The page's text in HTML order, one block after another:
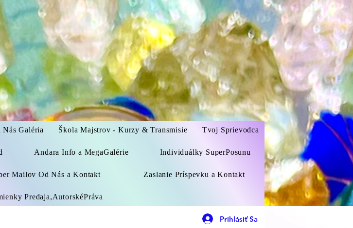
Nás Galéria Škola Majstrov - Kurzy & Transmisie Tvoj Sprievodca
Andara Info a MegaGalérie Individuálky SuperPosunu
Mailov Od Nás a Kontakt Zaslanie Príspevku a Kontakt
Predaja,AutorskéPráva
Prihlásiť Sa